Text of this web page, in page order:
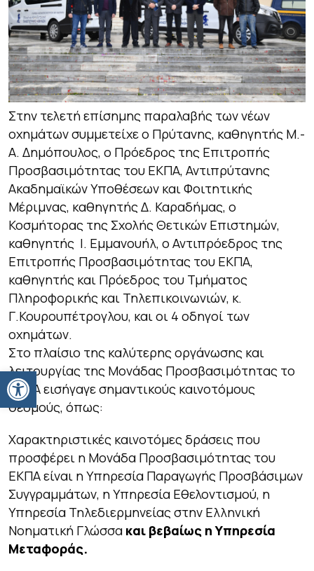
Ανοίξτε τη γραμμή εργαλείων
Στην τελετή επίσημης παραλαβής των νέων
οχημάτων συμμετείχε ο Πρύτανης, καθηγητής Μ.-
Α. Δημόπουλος, ο Πρόεδρος της Επιτροπής
Προσβασιμότητας του ΕΚΠΑ, Αντιπρύτανης
Ακαδημαϊκών Υποθέσεων και Φοιτητικής
Μέριμνας, καθηγητής Δ. Καραδήμας, ο
Κοσμήτορας της Σχολής Θετικών Επιστημών,
καθηγητής Ι. Εμμανουήλ, ο Αντιπρόεδρος της
Επιτροπής Προσβασιμότητας του ΕΚΠΑ,
καθηγητής και Πρόεδρος του Τμήματος
Πληροφορικής και Τηλεπικοινωνιών, κ.
Γ.Κουρουπέτρογλου, και οι 4 οδηγοί των
οχημάτων.
Στο πλαίσιο της καλύτερης οργάνωσης και
λειτουργίας της Μονάδας Προσβασιμότητας το
ΕΚΠΑ εισήγαγε σημαντικούς καινοτόμους
θεσμούς, όπως:
Χαρακτηριστικές καινοτόμες δράσεις που
προσφέρει η Μονάδα Προσβασιμότητας του
ΕΚΠΑ είναι η Υπηρεσία Παραγωγής Προσβάσιμων
Συγγραμμάτων, η Υπηρεσία Εθελοντισμού, η
Υπηρεσία Τηλεδιερμηνείας στην Ελληνική
Νοηματική Γλώσσα και βεβαίως η Υπηρεσία
Μεταφοράς.